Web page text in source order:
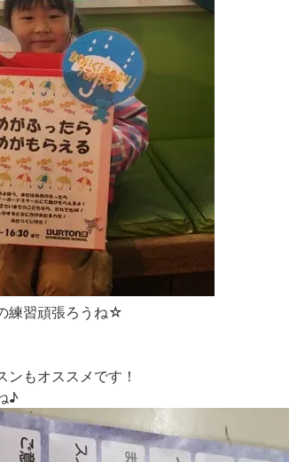
練習頑張ろうね☆
ンもオススメです！
♪